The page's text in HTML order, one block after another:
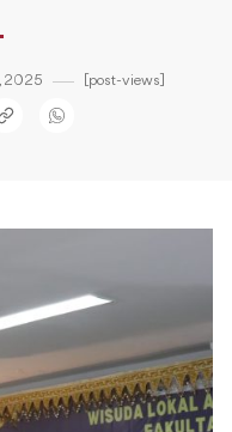
2025 [post-views]